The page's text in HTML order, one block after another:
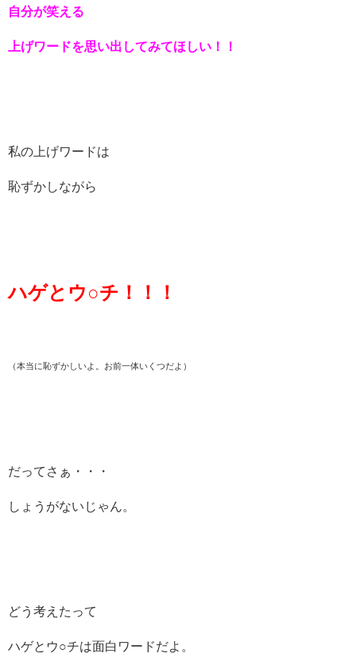
自分が笑える
上げワードを思い出してみてほしい！！
私の上げワードは
恥ずかしながら
ハゲとウ○チ！！！
（本当に恥ずかしいよ。お前一体いくつだよ）
だってさぁ・・・
しょうがないじゃん。
どう考えたって
ハゲとウ○チは面白ワードだよ。